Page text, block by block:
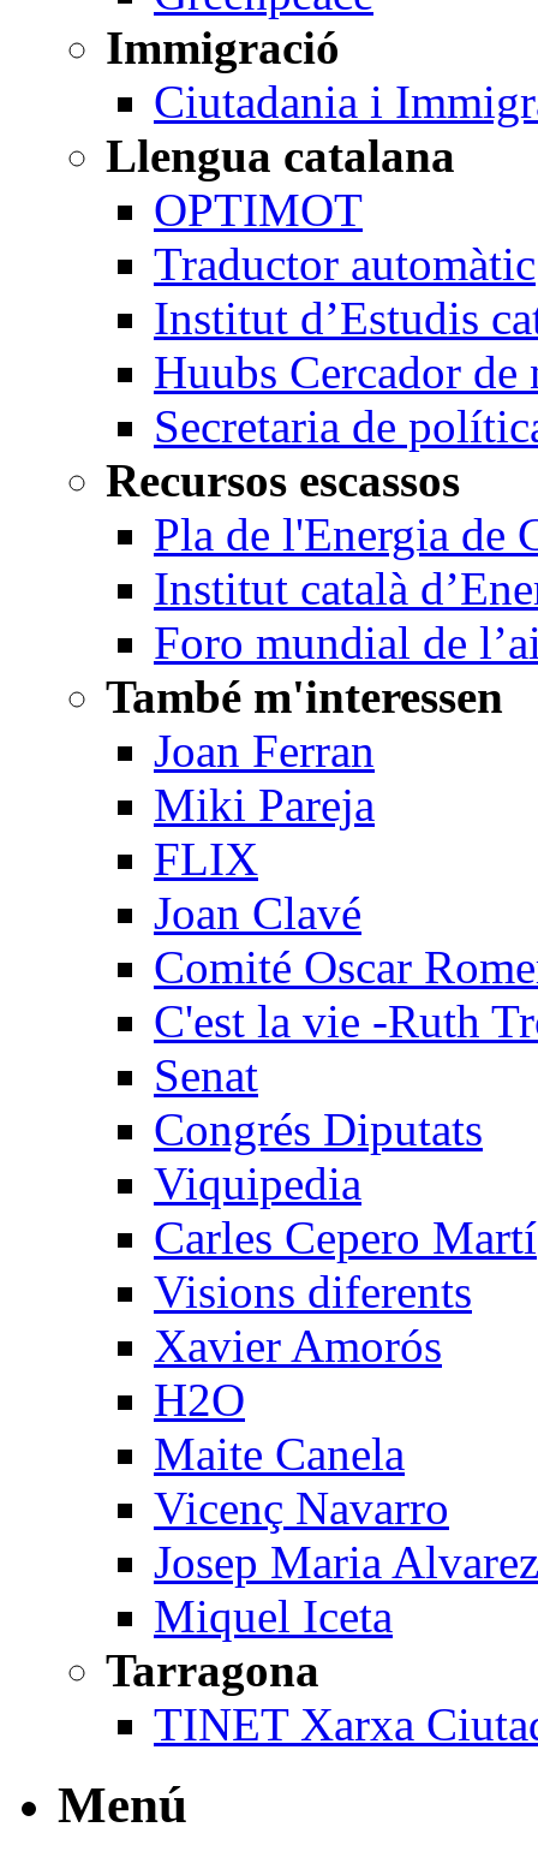
Immigració
Ciutadania i
Llengua catalana
OPTIMOT
Traductor automàtic
Institut d’Estudis
Huubs Cercador de
Secretaria de
Recursos escassos
Pla de l'Energia de
Institut català
Foro mundial de
També m'interessen
Joan Ferran
Miki Pareja
FLIX
Joan Clavé
Comité Oscar
C'est la vie -Ruth
Senat
Congrés Diputats
Viquipedia
Carles Cepero Martí
Visions diferents
Xavier Amorós
H2O
Maite Canela
Vicenç Navarro
Josep Maria Alvarez
Miquel Iceta
Tarragona
TINET Xarxa
Menú